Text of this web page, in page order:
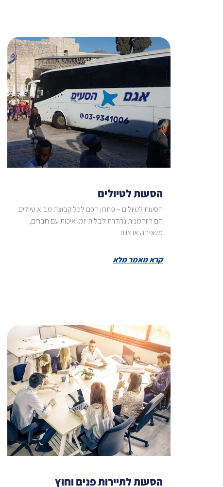
הסעות לטיולים
הסעות לטיולים – פתרון חכם לכל קבוצה מבוא טיולים
הם הזדמנות נהדרת לבלות זמן איכות עם חברים,
משפחה או צוות
קרא מאמר מלא
הסעות לתיירות פנים וחוץ